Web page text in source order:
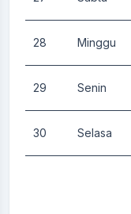
28 Minggu
29 Senin
30 Selasa